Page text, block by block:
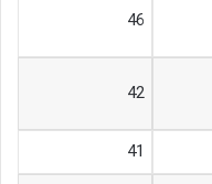
46
42
41